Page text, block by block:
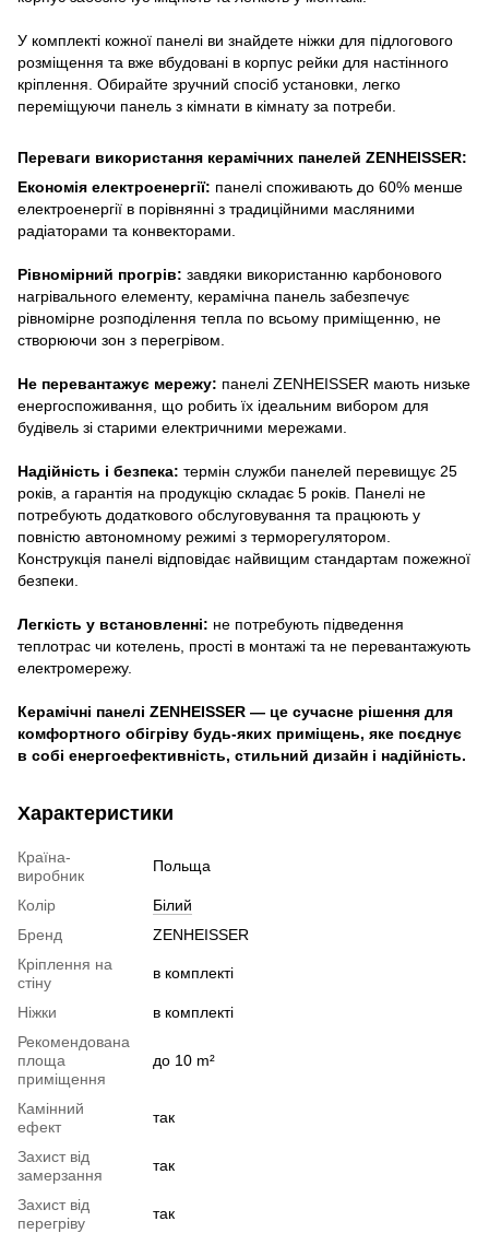
У комплекті кожної панелі ви знайдете ніжки для підлогового
розміщення та вже вбудовані в корпус рейки для настінного
кріплення. Обирайте зручний спосіб установки, легко
переміщуючи панель з кімнати в кімнату за потреби.
Переваги використання керамічних панелей ZENHEISSER:
Економія електроенергії: панелі споживають до 60% менше
електроенергії в порівнянні з традиційними масляними
радіаторами та конвекторами.
Рівномірний прогрів: завдяки використанню карбонового
нагрівального елементу, керамічна панель забезпечує
рівномірне розподілення тепла по всьому приміщенню, не
створюючи зон з перегрівом.
Не перевантажує мережу: панелі ZENHEISSER мають низьке
енергоспоживання, що робить їх ідеальним вибором для
будівель зі старими електричними мережами.
Надійність і безпека: термін служби панелей перевищує 25
років, а гарантія на продукцію складає 5 років. Панелі не
потребують додаткового обслуговування та працюють у
повністю автономному режимі з терморегулятором.
Конструкція панелі відповідає найвищим стандартам пожежної
безпеки.
Легкість у встановленні: не потребують підведення
теплотрас чи котелень, прості в монтажі та не перевантажують
електромережу.
Керамічні панелі ZENHEISSER — це сучасне рішення для
комфортного обігріву будь-яких приміщень, яке поєднує
в собі енергоефективність, стильний дизайн і надійність.
Характеристики
Країна-
виробник
Польща
Колір
Білий
Бренд
ZENHEISSER
Кріплення на
стіну
в комплекті
Ніжки
в комплекті
Рекомендована
площа
приміщення
до 10 m²
Камінний
ефект
так
Захист від
замерзання
так
Захист від
перегріву
так